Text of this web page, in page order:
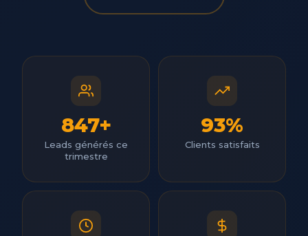
847+
Leads générés ce
trimestre
93%
Clients satisfaits